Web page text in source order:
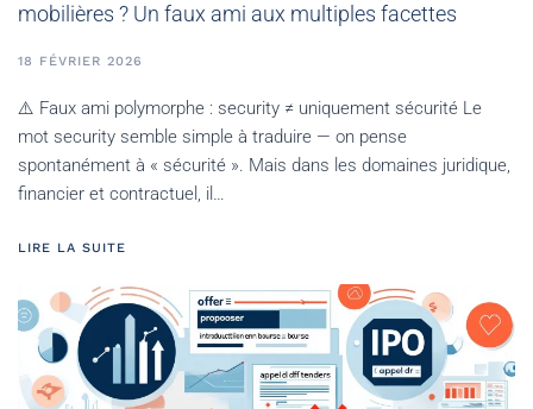
mobilières ? Un faux ami aux multiples facettes
18 FÉVRIER 2026
⚠️ Faux ami polymorphe : security ≠ uniquement sécurité Le
mot security semble simple à traduire — on pense
spontanément à « sécurité ». Mais dans les domaines juridique,
financier et contractuel, il…
LIRE LA SUITE